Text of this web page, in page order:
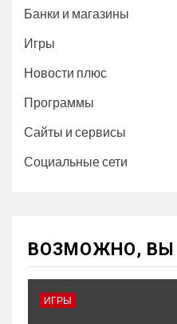
Банки и магазины
Игры
Новости плюс
Программы
Сайты и сервисы
Социальные сети
ВОЗМОЖНО, ВЫ
ИГРЫ